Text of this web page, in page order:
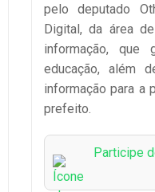
pelo deputado
Digital, da área
informação, que
educação, além
informação para a
prefeito.
Participe